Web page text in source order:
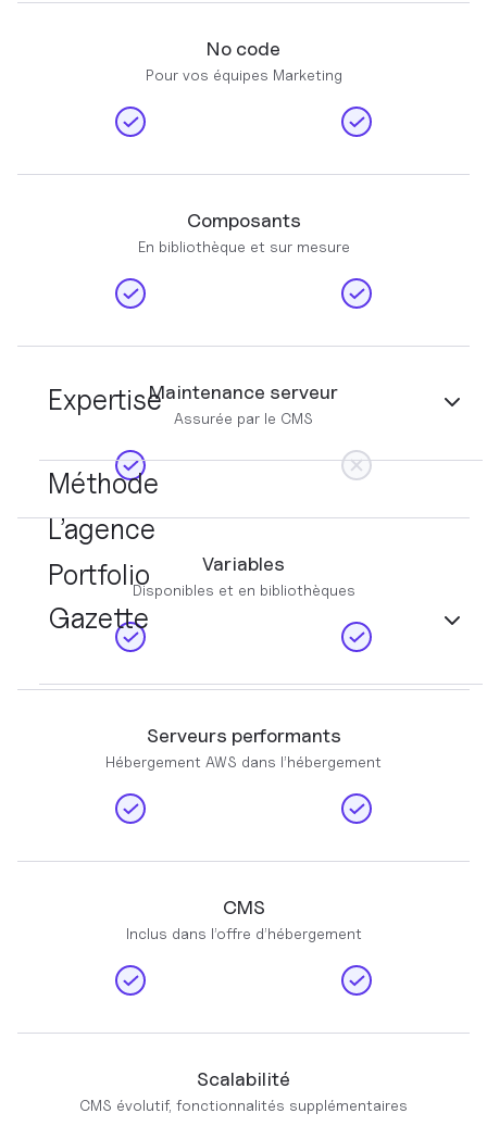
Expertise
Méthode
L’agence
Portfolio
Gazette
No code
Pour vos équipes Marketing
Composants
En bibliothèque et sur mesure
Maintenance serveur
Assurée par le CMS
Variables
Disponibles et en bibliothèques
Serveurs performants
Hébergement AWS dans l’hébergement
CMS
Inclus dans l’offre d’hébergement
Scalabilité
CMS évolutif, fonctionnalités supplémentaires